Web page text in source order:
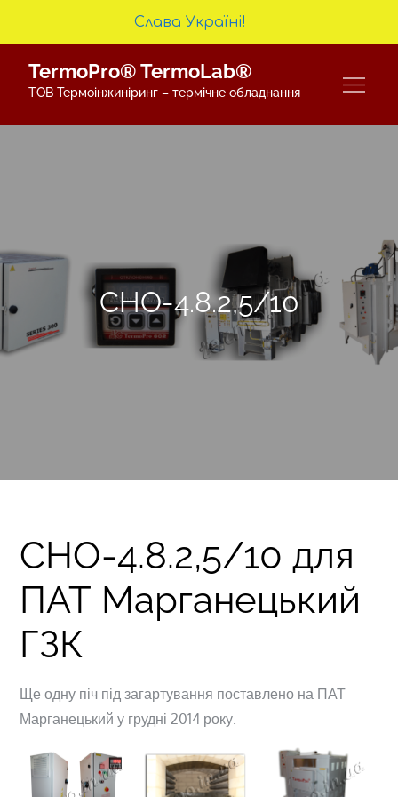
TermoPro® TermoLab®
ТОВ Термоінжиніринг – термічне обладнання
СНО-4.8.2,5/10
СНО-4.8.2,5/10 для
ПАТ Марганецький
ГЗК
Ще одну піч під загартування поставлено на ПАТ
Марганецький у грудні 2014 року.
Слава Україні!